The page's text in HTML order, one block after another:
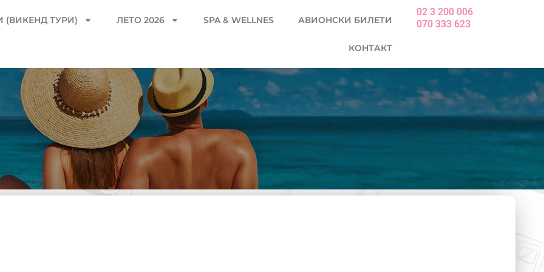
(ВИКЕНД ТУРИ) ЛЕТО 2026 SPA & WELLNES АВИОНСКИ БИЛЕТИ
КОНТАКТ
02 3 200 006
070 333 623